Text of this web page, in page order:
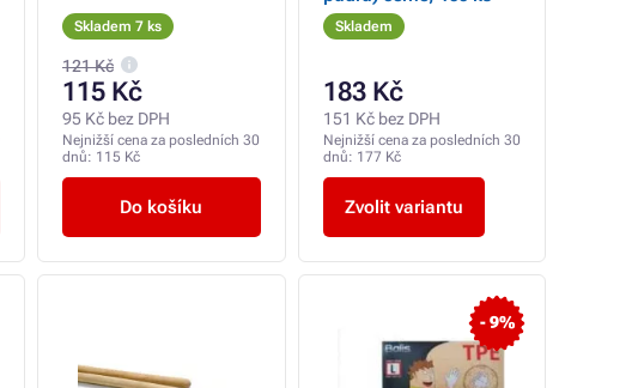
Skladem 7 ks
121 Kč
115 Kč
95 Kč bez DPH
Nejnižší cena za posledních 30
dnů: 115 Kč
Do košíku
Skladem
183 Kč
151 Kč bez DPH
Nejnižší cena za posledních 30
dnů: 177 Kč
Zvolit variantu
- 9%